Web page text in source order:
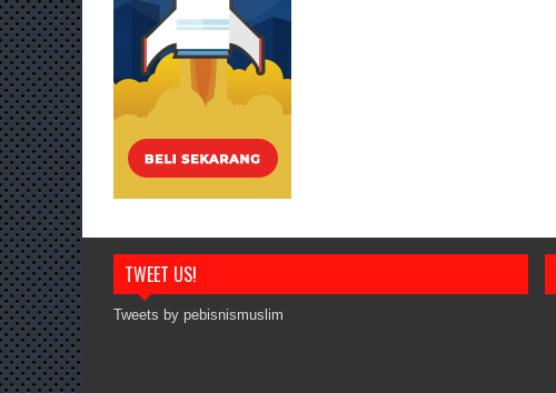
TWEET US!
Tweets by pebisnismuslim